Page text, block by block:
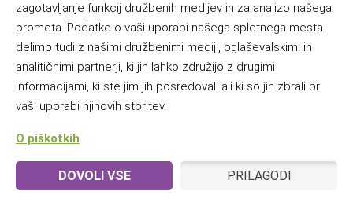
tudiskice ferat.Celoten članek v reviji
Sokol v PDF obliki! . Srečno pot!
zagotavljanje funkcij družbenih medijev in za analizo našega
prometa. Podatke o vaši uporabi našega spletnega mesta
delimo tudi z našimi družbenimi mediji, oglaševalskimi in
analitičnimi partnerji, ki jih lahko združijo z drugimi
informacijami, ki ste jim jih posredovali ali ki so jih zbrali pri
vaši uporabi njihovih storitev.
O piškotkih
DOVOLI VSE PRILAGODI